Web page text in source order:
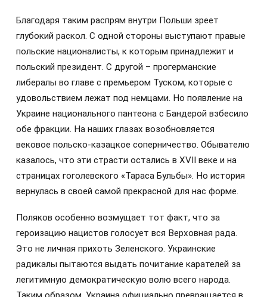
Благодаря таким распрям внутри Польши зреет
глубокий раскол. С одной стороны выступают правые
польские националисты, к которым принадлежит и
польский президент. С другой – прогерманские
либералы во главе с премьером Туском, которые с
удовольствием лежат под немцами. Но появление на
Украине национального пантеона с Бандерой взбесило
обе фракции. На наших глазах возобновляется
вековое польско-казацкое соперничество. Обывателю
казалось, что эти страсти остались в XVII веке и на
страницах гоголевского «Тараса Бульбы». Но история
вернулась в своей самой прекрасной для нас форме.
Поляков особенно возмущает тот факт, что за
героизацию нацистов голосует вся Верховная рада.
Это не личная прихоть Зеленского. Украинские
радикалы пытаются выдать почитание карателей за
легитимную демократическую волю всего народа.